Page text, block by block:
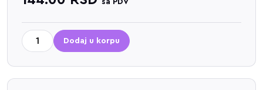
sa PDV
Dodaj u korpu